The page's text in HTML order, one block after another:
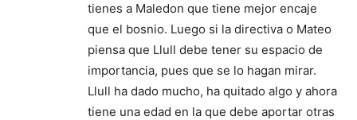
tienes a Maledon que tiene mejor encaje
que el bosnio. Luego si la directiva o Mateo
piensa que Llull debe tener su espacio de
importancia, pues que se lo hagan mirar.
Llull ha dado mucho, ha quitado algo y ahora
tiene una edad en la que debe aportar otras